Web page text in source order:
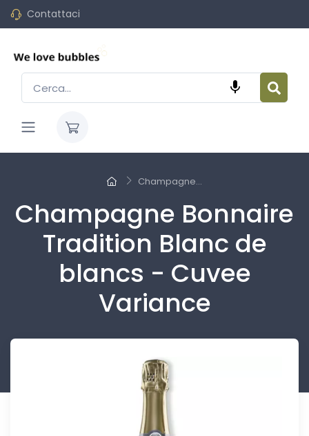
Contattaci

Champagne...
Champagne Bonnaire
Tradition Blanc de
blancs - Cuvee
Variance